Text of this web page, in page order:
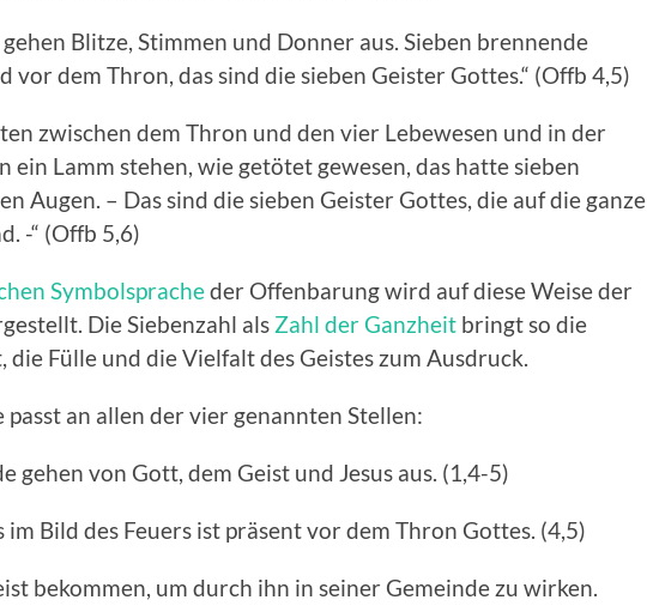
Blitze, Stimmen und Donner aus. Sieben brennende
vor dem Thron, das sind die sieben Geister Gottes.“ (Offb 4,5)
zwischen dem Thron und den vier Lebewesen und in der
ein Lamm stehen, wie getötet gewesen, das hatte sieben
Augen. – Das sind die sieben Geister Gottes, die auf die ganze
-“ (Offb 5,6)
Symbolspracheder Offenbarung wird auf diese Weise der
Die Siebenzahl als Zahl der Ganzheit bringt so die
Fülle und die Vielfalt des Geistes zum Ausdruck.
passt an allen der vier genannten Stellen:
gehen von Gott, dem Geist und Jesus aus. (1,4-5)
im Bild des Feuers ist präsent vor dem Thron Gottes. (4,5)
bekommen, um durch ihn in seiner Gemeinde zu wirken.